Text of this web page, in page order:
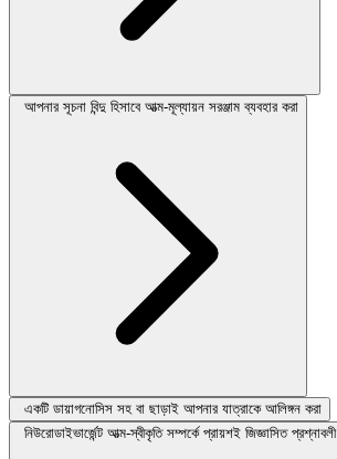
আপনার সূচনা বিন্দু হিসাবে আত্ম-মূল্যায়ন সরঞ্জাম ব্যবহার করা
একটি ডায়াগনোসিস সহ বা ছাড়াই আপনার যাত্রাকে আলিঙ্গন করা
নিউরোডাইভার্জেন্ট আত্ম-স্বীকৃতি সম্পর্কে প্রায়শই জিজ্ঞাসিত প্রশ্নাবলী